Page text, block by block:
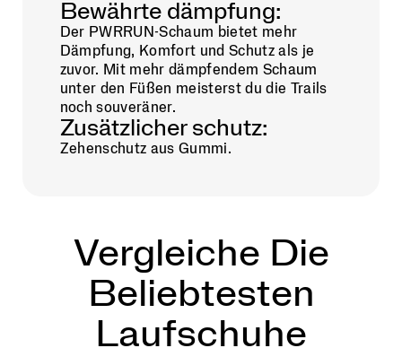
Bewährte dämpfung:
Der PWRRUN-Schaum bietet mehr
Dämpfung, Komfort und Schutz als je
zuvor. Mit mehr dämpfendem Schaum
unter den Füßen meisterst du die Trails
noch souveräner.
Zusätzlicher schutz:
Zehenschutz aus Gummi.
Vergleiche Die
Beliebtesten
Laufschuhe